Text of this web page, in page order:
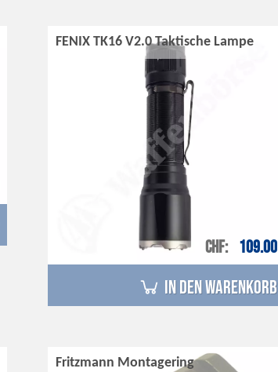
FENIX TK16 V2.0 Taktische Lampe
CHF 109.00
in den Warenkorb
Fritzmann Montagering